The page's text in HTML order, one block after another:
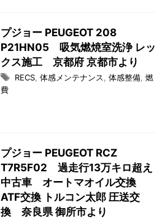
プジョー PEUGEOT 208
P21HN05 吸気燃焼室洗浄 レッ
クス施工 京都府 京都市より
RECS 体感メンテナンス 体感整備 燃
費
プジョー PEUGEOT RCZ
T7R5F02 過走行13万キロ超え
中古車 オートマオイル交換
ATF交換 トルコン太郎 圧送交
換 奈良県 御所市より